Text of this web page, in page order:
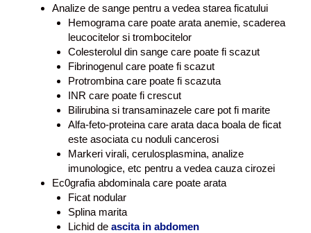
Analize de sange pentru a vedea starea ficatului
Hemograma care poate arata anemie, scaderea
leucocitelor si trombocitelor
Colesterolul din sange care poate fi scazut
Fibrinogenul care poate fi scazut
Protrombina care poate fi scazuta
INR care poate fi crescut
Bilirubina si transaminazele care pot fi marite
Alfa-feto-proteina care arata daca boala de ficat
este asociata cu noduli cancerosi
Markeri virali, cerulosplasmina, analize
imunologice, etc pentru a vedea cauza cirozei
Ec0grafia abdominala care poate arata
Ficat nodular
Splina marita
Lichid de ascita in abdomen